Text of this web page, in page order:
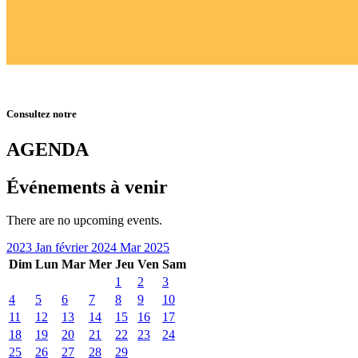
Consultez notre
AGENDA
Événements à venir
There are no upcoming events.
2023 Jan février 2024 Mar2025
Dim Lun Mar Mer Jeu Ven Sam
1
2
3
4
5 6 7 8 9
10
11
12 13 14 15 16
17
18
19 20 21 22 23
24
25
26 27 28
29